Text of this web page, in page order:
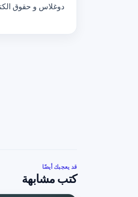
دوغلاس و حقوق
قد يعجبك أيضًا
كتب مشابهة